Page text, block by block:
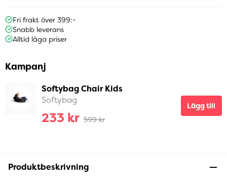
Fri frakt över 399:-
Snabb leverans
Alltid låga priser
Kampanj
Softybag Chair Kids
Softybag
233 kr 599 kr
Lägg till
Produktbeskrivning